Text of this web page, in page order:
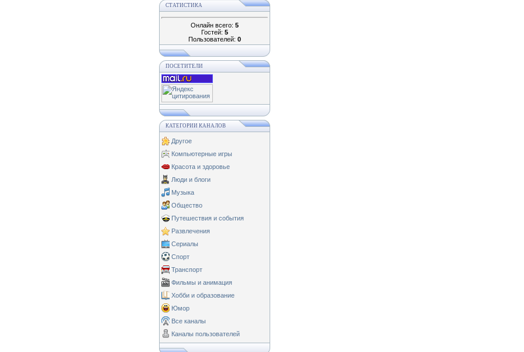
СТАТИСТИКА
Онлайн всего: 5
Гостей: 5
Пользователей: 0
ПОСЕТИТЕЛИ
КАТЕГОРИИ КАНАЛОВ
Другое
Компьютерные игры
Красота и здоровье
Люди и блоги
Музыка
Общество
Путешествия и события
Развлечения
Сериалы
Спорт
Транспорт
Фильмы и анимация
Хобби и образование
Юмор
Все каналы
Каналы пользователей